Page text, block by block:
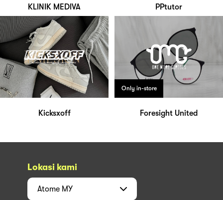
KLINIK MEDIVA PPtutor
Kicksxoff
Only in-store
Foresight United
Lokasi kami
Atome MY